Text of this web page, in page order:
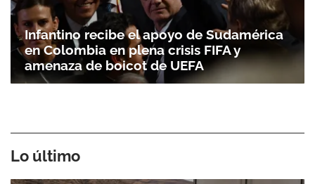
Infantino recibe el apoyo de Sudamérica
en Colombia en plena crisis FIFA y
amenaza de boicot de UEFA
Lo último